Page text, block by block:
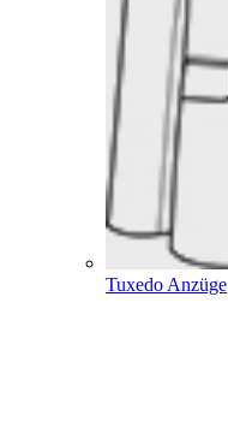
Tuxedo Anzüge